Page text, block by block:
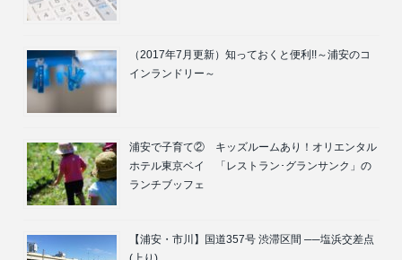
（2017年7月更新）知っておくと便利!!～浦安のコ
インランドリー～
浦安で子育て② キッズルームあり！オリエンタル
ホテル東京ベイ 「レストラン･グランサンク」の
ランチブッフェ
【浦安・市川】国道357号 渋滞区間 ──塩浜交差点